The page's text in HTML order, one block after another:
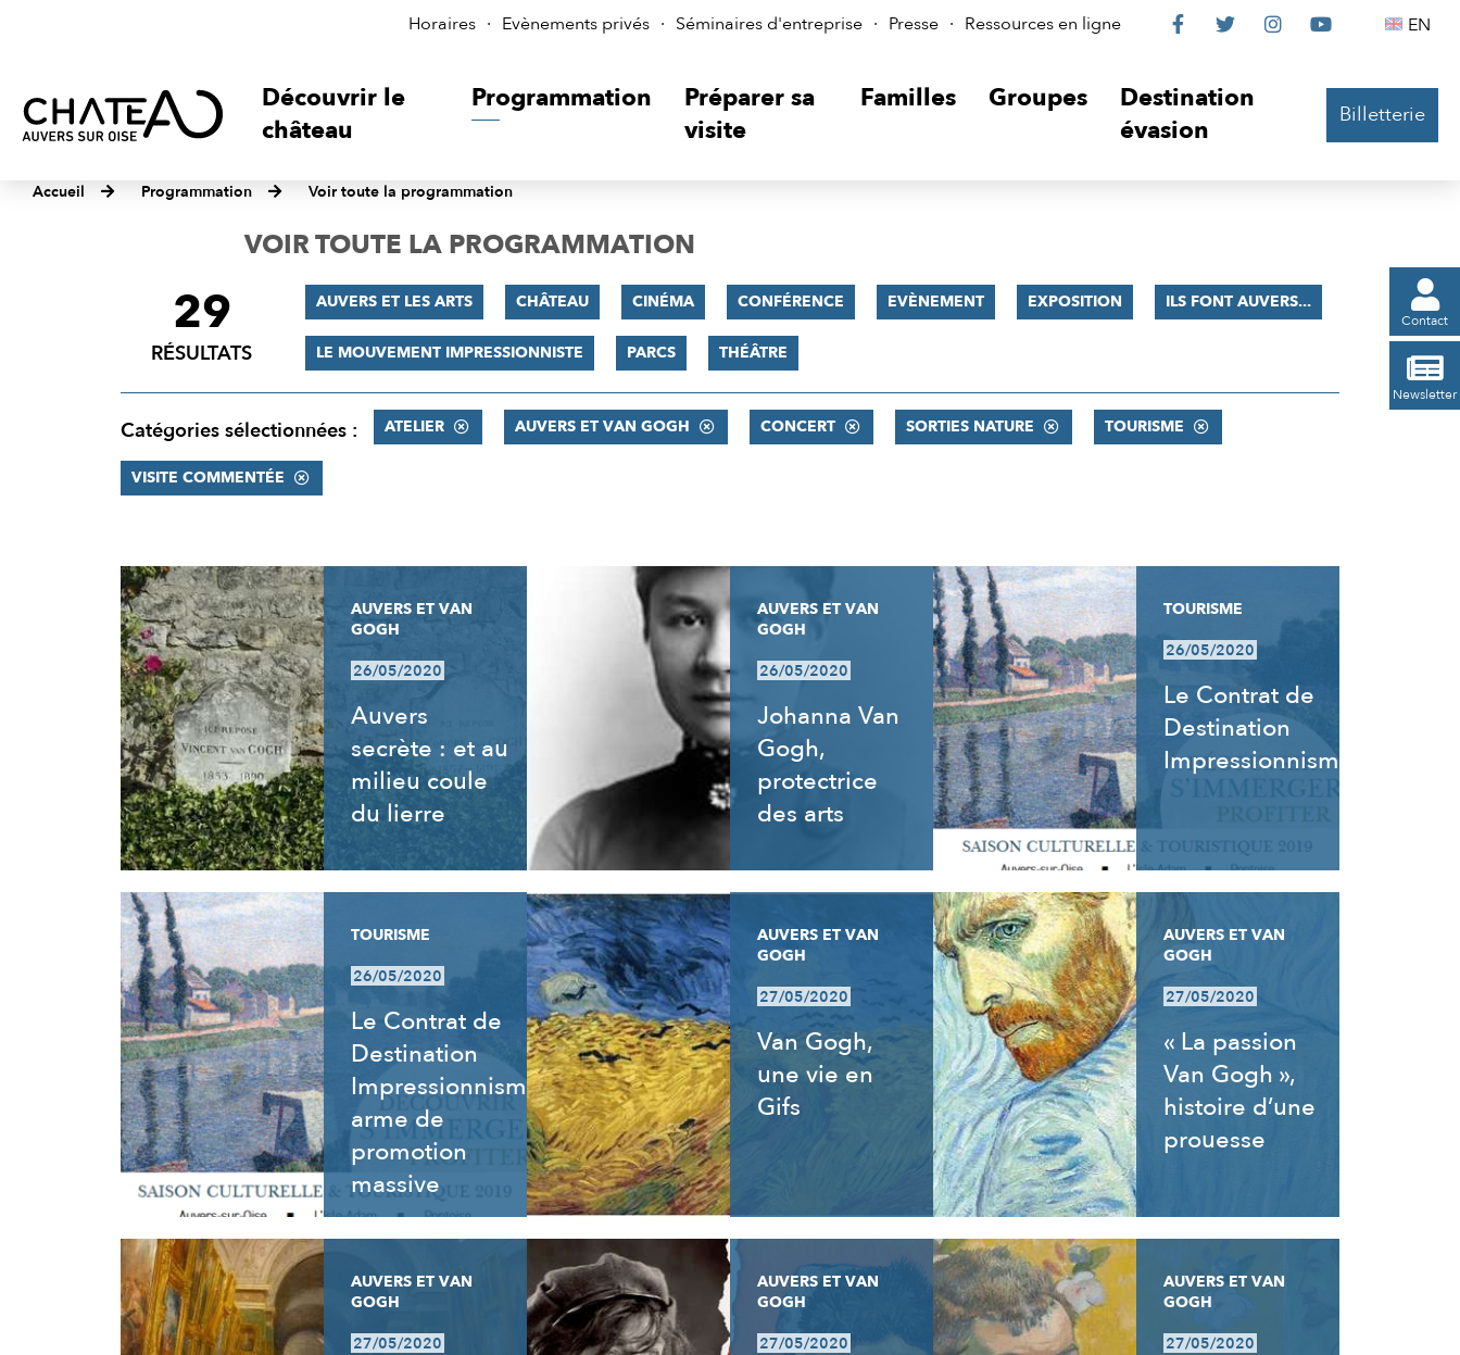
Horaires Evènements privés Séminaires d'entreprise Presse Ressources en ligne
Le
sur

Le

Le

Le
 EN
Découvrir le
château
Programmation
Préparer sa
visite
Familles Groupes
Destination
évasion
Billetterie
Accueil Programmation Voir toute la programmation

Contact

Newsletter
VOIR TOUTE LA PROGRAMMATION
FILTRER
RÉSULTATS
29
RÉSULTATS
AUVERS ET LES ARTS CHÂTEAU CINÉMA CONFÉRENCE EVÈNEMENT EXPOSITION ILS FONT AUVERS...
LE MOUVEMENT IMPRESSIONNISTE PARCS THÉÂTRE
Catégories sélectionnées : ATELIER AUVERS ET VAN GOGH CONCERT SORTIES NATURE TOURISME
VISITE COMMENTÉE
RÉSULTATS
AUVERS ET VAN
GOGH
26/05/2020
Auvers
secrète : et au
milieu coule
du lierre
AUVERS ET VAN
GOGH
26/05/2020
Johanna Van
Gogh,
protectrice
des arts
TOURISME
26/05/2020
Le Contrat de
Destination
Impressionnisme
TOURISME
26/05/2020
Le Contrat de
Destination
Impressionnisme,
arme de
promotion
massive
AUVERS ET VAN
GOGH
27/05/2020
Van Gogh,
une vie en
Gifs
AUVERS ET VAN
GOGH
27/05/2020
« La passion
Van Gogh »,
histoire d’une
prouesse
AUVERS ET VAN
GOGH
27/05/2020
AUVERS ET VAN
GOGH
27/05/2020
AUVERS ET VAN
GOGH
27/05/2020